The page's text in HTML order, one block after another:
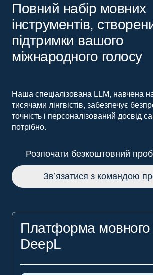
Повний набір мовних
інструментів,
підтримки вашого
міжнародного голосу
Наша спеціалізована LLM, навчена
тисячами лінгвістів, забезпечує
точність і персоналізований досвід
потрібно.
Розпочати безкоштовний
Зв’язатися з командою
Платформа мовного
DeepL